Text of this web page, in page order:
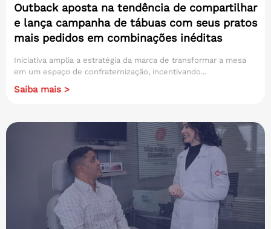
Outback aposta na tendência de compartilhar
e lança campanha de tábuas com seus pratos
mais pedidos em combinações inéditas
Iniciativa amplia a estratégia da marca de transformar a mesa
em um espaço de confraternização, incentivando...
Saiba mais >